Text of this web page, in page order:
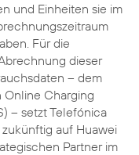
und Einheiten sie im
Für die
dieser
– dem
Charging
– setzt Telefónica
auf Huawei
Partner im